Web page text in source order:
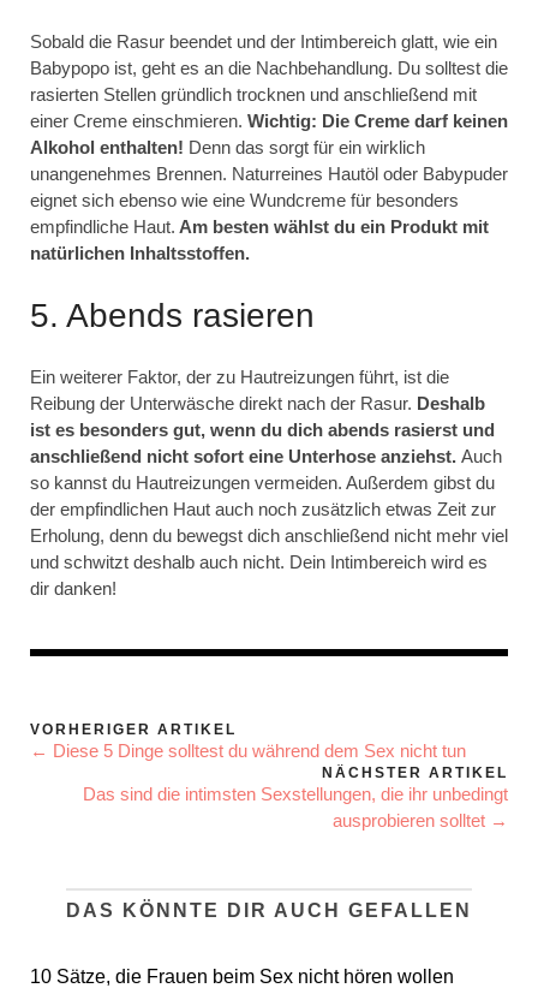
Sobald die Rasur beendet und der Intimbereich glatt, wie ein
Babypopo ist, geht es an die Nachbehandlung. Du solltest die
rasierten Stellen gründlich trocknen und anschließend mit
einer Creme einschmieren. Wichtig: Die Creme darf keinen
Alkohol enthalten! Denn das sorgt für ein wirklich
unangenehmes Brennen. Naturreines Hautöl oder Babypuder
eignet sich ebenso wie eine Wundcreme für besonders
empfindliche Haut. Am besten wählst du ein Produkt mit
natürlichen Inhaltsstoffen.
5. Abends rasieren
Ein weiterer Faktor, der zu Hautreizungen führt, ist die
Reibung der Unterwäsche direkt nach der Rasur. Deshalb
ist es besonders gut, wenn du dich abends rasierst und
anschließend nicht sofort eine Unterhose anziehst. Auch
so kannst du Hautreizungen vermeiden. Außerdem gibst du
der empfindlichen Haut auch noch zusätzlich etwas Zeit zur
Erholung, denn du bewegst dich anschließend nicht mehr viel
und schwitzt deshalb auch nicht. Dein Intimbereich wird es
dir danken!
VORHERIGER ARTIKEL
← Diese 5 Dinge solltest du während dem Sex nicht tun
NÄCHSTER ARTIKEL
Das sind die intimsten Sexstellungen, die ihr unbedingt
ausprobieren solltet →
DAS KÖNNTE DIR AUCH GEFALLEN
10 Sätze, die Frauen beim Sex nicht hören wollen